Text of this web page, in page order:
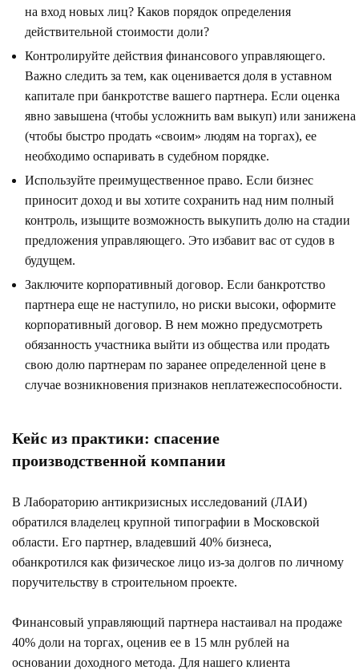
на вход новых лиц? Каков порядок определения
действительной стоимости доли?
Контролируйте действия финансового управляющего.
Важно следить за тем, как оценивается доля в уставном
капитале при банкротстве вашего партнера. Если оценка
явно завышена (чтобы усложнить вам выкуп) или занижена
(чтобы быстро продать «своим» людям на торгах), ее
необходимо оспаривать в судебном порядке.
Используйте преимущественное право. Если бизнес
приносит доход и вы хотите сохранить над ним полный
контроль, изыщите возможность выкупить долю на стадии
предложения управляющего. Это избавит вас от судов в
будущем.
Заключите корпоративный договор. Если банкротство
партнера еще не наступило, но риски высоки, оформите
корпоративный договор. В нем можно предусмотреть
обязанность участника выйти из общества или продать
свою долю партнерам по заранее определенной цене в
случае возникновения признаков неплатежеспособности.
Кейс из практики: спасение
производственной компании
В Лабораторию антикризисных исследований (ЛАИ)
обратился владелец крупной типографии в Московской
области. Его партнер, владевший 40% бизнеса,
обанкротился как физическое лицо из-за долгов по личному
поручительству в строительном проекте.
Финансовый управляющий партнера настаивал на продаже
40% доли на торгах, оценив ее в 15 млн рублей на
основании доходного метода. Для нашего клиента